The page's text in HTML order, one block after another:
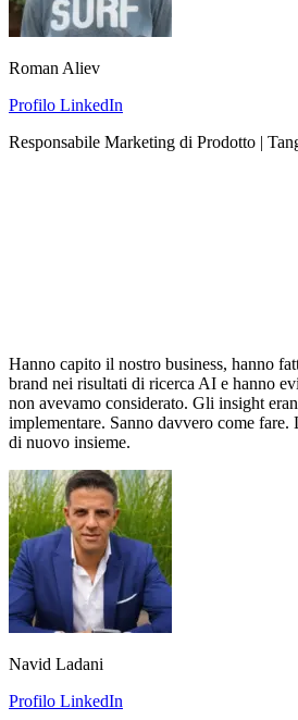
Roman Aliev
Profilo LinkedIn
Responsabile Marketing di Prodotto |
Hanno capito il nostro business, hanno
brand nei risultati di ricerca AI e hanno
non avevamo considerato. Gli insight
implementare. Sanno davvero come fare.
di nuovo insieme.
Navid Ladani
Profilo LinkedIn